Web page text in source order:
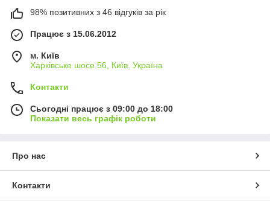
98% позитивних з 46 відгуків за рік
Працює з 15.06.2012
м. Київ
Харківське шосе 56, Київ, Україна
Контакти
Сьогодні працює з 09:00 до 18:00
Показати весь графік роботи
Про нас
Контакти